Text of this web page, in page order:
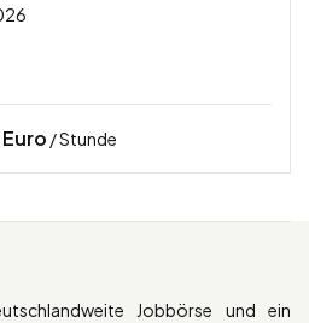
Euro / Stunde
Jobbörse und ein